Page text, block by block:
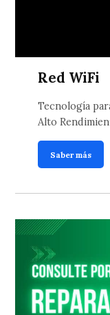
Red WiFi
Tecnología
Alto
Saber más